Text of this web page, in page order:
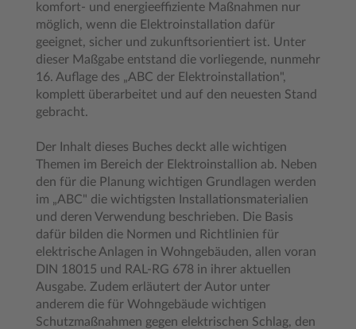
komfort- und energieeffiziente Maßnahmen nur
möglich, wenn die Elektroinstallation dafür
geeignet, sicher und zukunftsorientiert ist. Unter
dieser Maßgabe entstand die vorliegende, nunmehr
16. Auflage des „ABC der Elektroinstallation",
komplett überarbeitet und auf den neuesten Stand
gebracht.
Der Inhalt dieses Buches deckt alle wichtigen
Themen im Bereich der Elektroinstallion ab. Neben
den für die Planung wichtigen Grundlagen werden
im „ABC" die wichtigsten Installationsmaterialien
und deren Verwendung beschrieben. Die Basis
dafür bilden die Normen und Richtlinien für
elektrische Anlagen in Wohngebäuden, allen voran
DIN 18015 und RAL-RG 678 in ihrer aktuellen
Ausgabe. Zudem erläutert der Autor unter
anderem die für Wohngebäude wichtigen
Schutzmaßnahmen gegen elektrischen Schlag, den